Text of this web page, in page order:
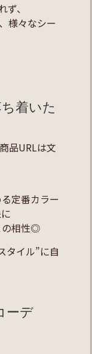
、
様々なシー
着いた
品URLは文
定番カラー
の相性◎
タイル”に自
ーデ